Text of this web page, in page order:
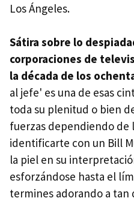
Los Ángeles.
Sátira sobre lo
corporaciones de
la década de los
al jefe' es una de esas
toda su plenitud o bien
fuerzas dependiendo de
identificarte con un Bill
la piel en su
esforzándose hasta el
termines adorando a tan